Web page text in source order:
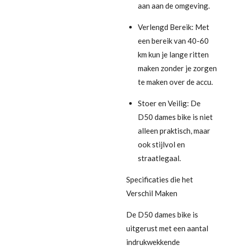
aan aan de omgeving.
Verlengd Bereik: Met
een bereik van 40-60
km kun je lange ritten
maken zonder je zorgen
te maken over de accu.
Stoer en Veilig: De
D50 dames bike is niet
alleen praktisch, maar
ook stijlvol en
straatlegaal.
Specificaties die het
Verschil Maken
De D50 dames bike is
uitgerust met een aantal
indrukwekkende